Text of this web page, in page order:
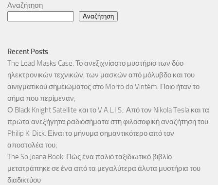
Αναζήτηση
Αναζήτηση
Recent Posts
The Lead Masks Case: Το ανεξιχνίαστο μυστήριο των δύο
ηλεκτρονικών τεχνικών, των μασκών από μόλυβδο και του
αινιγματικού σημειώματος στο Morro do Vintém. Ποιο ήταν το
σήμα που περίμεναν;
Ο Black Knight Satellite και το V.A.L.I.S.: Από τον Nikola Tesla και τα
πρώτα ανεξήγητα ραδιοσήματα στη φιλοσοφική αναζήτηση του
Philip K. Dick. Είναι το μήνυμα σημαντικότερο από τον
αποστολέα του;
The So Joana Book: Πώς ένα παλιό ταξιδιωτικό βιβλίο
μετατράπηκε σε ένα από τα μεγαλύτερα άλυτα μυστήρια του
διαδικτύου